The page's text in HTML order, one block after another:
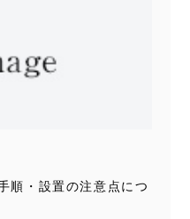
順・設置の注意点につ